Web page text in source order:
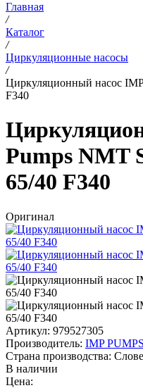
Главная
/
Каталог
/
Циркуляционные насосы
/
Циркуляционный насос
F340
Pumps NMT
65/40 F340
Оригинал
Артикул: 979527305
Производитель: IMP PUMPS
Страна производства:
В наличии
Цена: